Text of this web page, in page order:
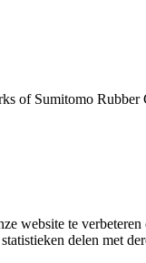
of Sumitomo
website te
delen met